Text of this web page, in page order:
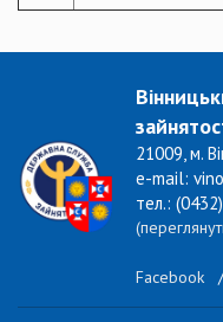
21009, м.
e-mail:
тел.:
Facebook